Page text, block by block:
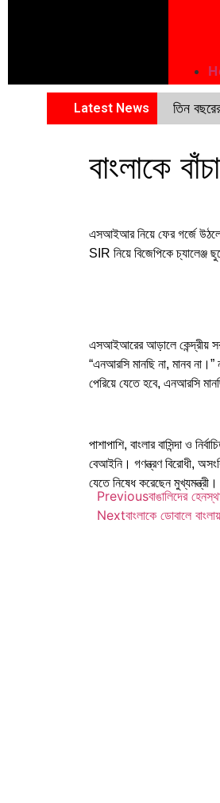
Latest News তিন
বাংলাকে
এসআইআর নিয়ে ফের গর্জে উঠলেন
SIR নিয়ে বিজেপিকে চ্যালেঞ্জ
এসআইআরের আড়ালে কেন্দ্রীয়
“এনআরসি মানছি না, মানব
পেরিয়ে যেতে হবে, এনআরসি
পাশাপাশি, বাংলার বাসিন্দা ও
বেআইনি। গণন্ত্রণ বিরোধী,
যেতে নিষেধ করেছেন মুখ্যমন্ত্রী।
Previousবাঙালিদের
Nextবাংলাকে ডোবালে